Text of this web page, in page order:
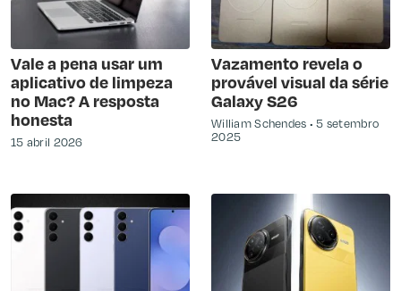
Vale a pena usar um
aplicativo de limpeza
no Mac? A resposta
honesta
15 abril 2026
Vazamento revela o
provável visual da série
Galaxy S26
William Schendes
5 setembro
2025